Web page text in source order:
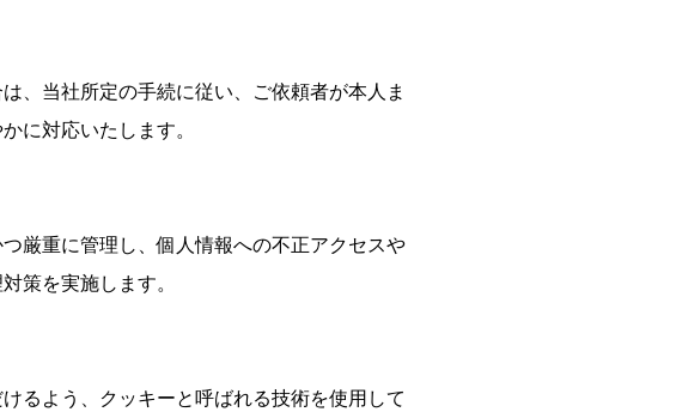
、当社所定の手続に従い、ご依頼者が本人ま
に対応いたします。
厳重に管理し、個人情報への不正アクセスや
策を実施します。
るよう、クッキーと呼ばれる技術を使用して